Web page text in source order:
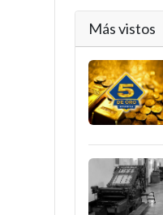
Más vistos